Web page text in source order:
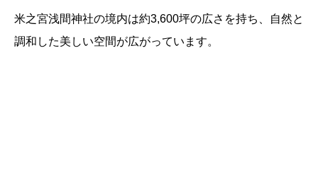
米之宮浅間神社の境内は約3,600坪の広さを持ち、自然と
調和した美しい空間が広がっています。